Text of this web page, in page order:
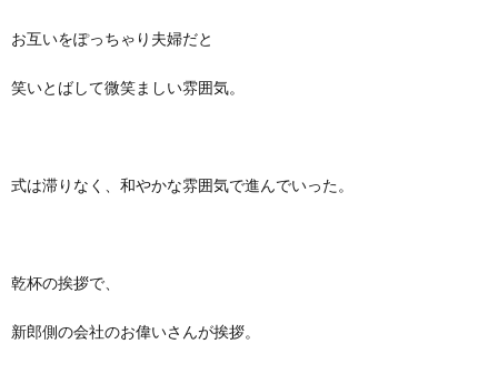
お互いをぽっちゃり夫婦だと
笑いとばして微笑ましい雰囲気。
式は滞りなく、和やかな雰囲気で進んでいった。
乾杯の挨拶で、
新郎側の会社のお偉いさんが挨拶。